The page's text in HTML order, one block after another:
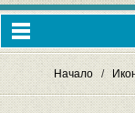
Начало